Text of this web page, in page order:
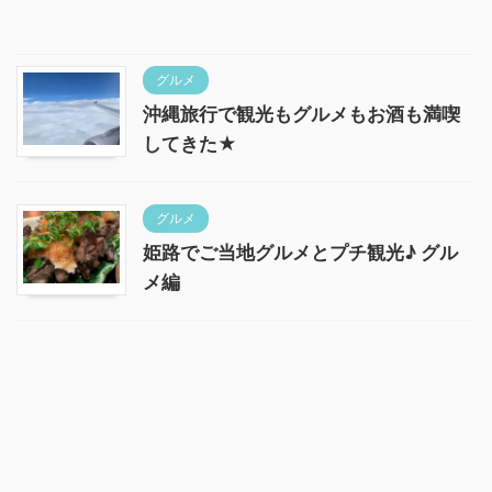
グルメ
沖縄旅行で観光もグルメもお酒も満喫
してきた★
グルメ
姫路でご当地グルメとプチ観光♪ グル
メ編